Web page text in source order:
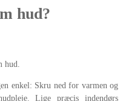
hud?
hud.
enkel: Skru ned for varmen og
Lige præcis indendørs